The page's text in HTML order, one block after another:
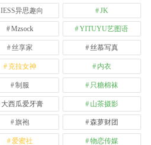
IESS异思趣向 JK
Mzsock YITUYU艺图语
丝享家 丝慕写真
克拉女神 内衣
制服 只糖棉袜
大西瓜爱牙膏 山茶摄影
旗袍 森萝财团
爱蜜社 物恋传媒